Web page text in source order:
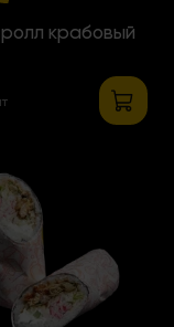
крабовый